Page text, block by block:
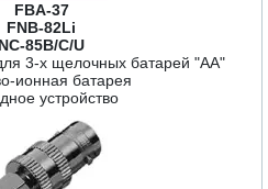
FBA-37
FNB-82Li
NC-85B/C/U
3-х щелочных батарей "АА"
ионная батарея
устройство